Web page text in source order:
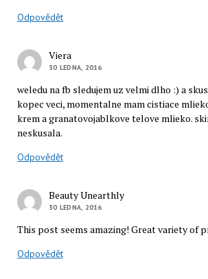
Odpovědět
Viera
30 LEDNA, 2016
weledu na fb sledujem uz velmi dlho :) a
kopec veci, momentalne mam cistiace
krem a granatovojablkove telove mlieko.
neskusala.
Odpovědět
Beauty Unearthly
30 LEDNA, 2016
This post seems amazing! Great variety of
Odpovědět